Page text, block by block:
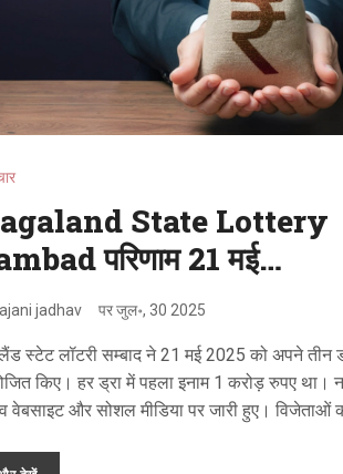
State Lottery
परिणाम 21 मई
1 बजे, 6 बजे, 8 बजे के
ड्रॉ का ताज़ा अपडेट
jadhav परजुल॰, 30 2025
स्टेट लॉटरी सम्बाद ने 21 मई 2025 को अपने तीन
किए। हर ड्रा में पहला इनाम 1 करोड़ रुपए था।
वेबसाइट और सोशल मीडिया पर जारी हुए। विजेताओं